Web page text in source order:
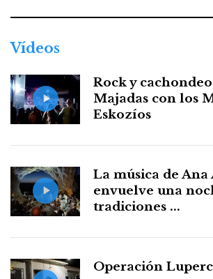
Vídeos
Rock y
Majadas con los
Eskozíos
La música de Ana
envuelve una
tradiciones ...
Operación